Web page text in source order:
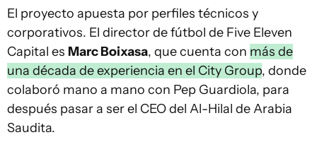
El proyecto apuesta por perfiles técnicos y
corporativos. El director de fútbol de Five Eleven
Capital es Marc Boixasa, que cuenta con más de
una década de experiencia en el City Group, donde
colaboró mano a mano con Pep Guardiola, para
después pasar a ser el CEO del Al-Hilal de Arabia
Saudita.